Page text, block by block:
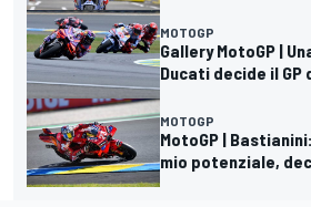
MOTOGP
Gallery MotoGP |
Ducati decide il GP
MOTOGP
MotoGP |
mio potenziale,